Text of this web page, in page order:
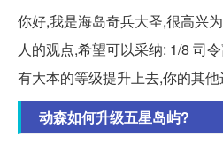
你好,我是海岛奇兵大圣,很高兴
人的观点,希望可以采纳: 1/8 司
有大本的等级提升上去,你的其
动森如何升级五星岛屿?